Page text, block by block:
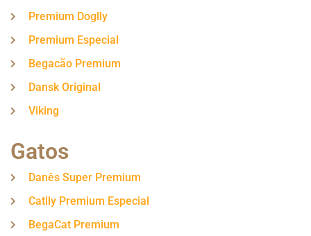
Premium Doglly
Premium Especial
Begacão Premium
Dansk Original
Viking
Gatos
Danês Super Premium
Catlly Premium Especial
BegaCat Premium